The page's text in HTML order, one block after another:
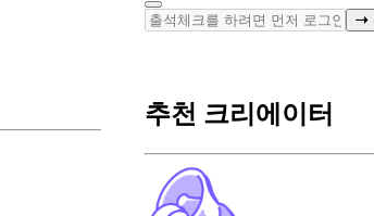
추천 크리에이터